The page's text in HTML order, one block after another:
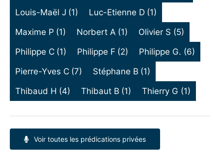
Louis-Maël J (1) Luc-Etienne D (1)
Maxime P (1) Norbert A (1) Olivier S (5)
Philippe C (1) Philippe F (2) Philippe G. (6)
Pierre-Yves C (7) Stéphane B (1)
Thibaud H (4) Thibaut B (1) Thierry G (1)
Voir toutes les prédications privées